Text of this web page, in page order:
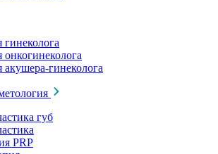
гинеколога
онкогинеколога
акушера-гинеколога
губ
PRP